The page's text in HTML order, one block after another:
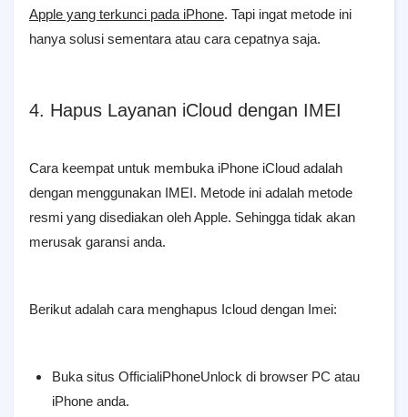
Apple yang terkunci pada iPhone. Tapi ingat metode ini
hanya solusi sementara atau cara cepatnya saja.
4. Hapus Layanan iCloud dengan IMEI
Cara keempat untuk membuka iPhone iCloud adalah
dengan menggunakan IMEI. Metode ini adalah metode
resmi yang disediakan oleh Apple. Sehingga tidak akan
merusak garansi anda.
Berikut adalah cara menghapus Icloud dengan Imei:
Buka situs OfficialiPhoneUnlock di browser PC atau
iPhone anda.